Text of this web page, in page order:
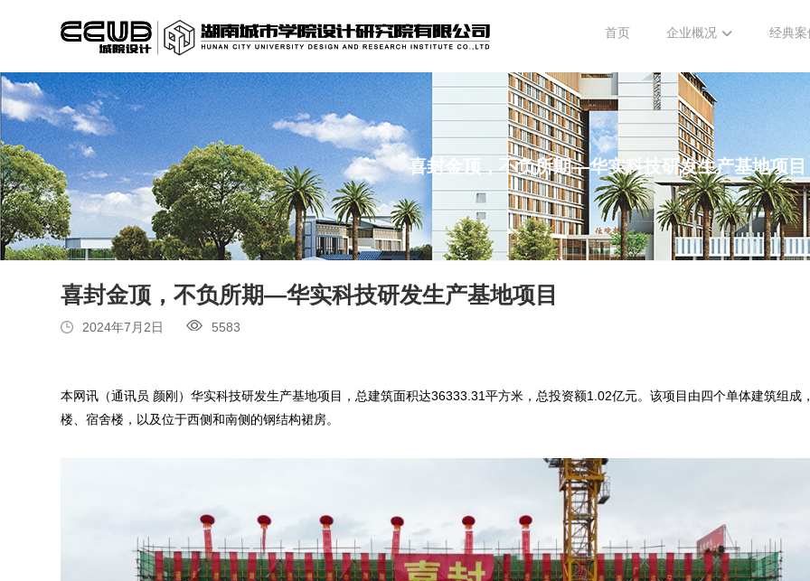
首页 企业概况 经典案
喜封金顶，不负所期—华实科技研发生产基地项目
喜封金顶，不负所期—华实科技研发生产基地项目
2024年7月2日 5583
本网讯（通讯员 颜刚）华实科技研发生产基地项目，总建筑面积达36333.31平方米，总投资额1.02亿元。该项目由四个单体建筑组成
楼、宿舍楼，以及位于西侧和南侧的钢结构裙房。